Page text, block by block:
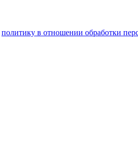
политику в отношении обработки